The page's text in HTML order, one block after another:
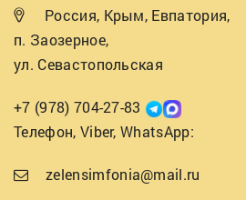
Россия, Крым, Евпатория,
п. Заозерное,
ул. Севастопольская
+7 (978) 704-27-83
Телефон, Viber, WhatsApp:
zelensimfonia@mail.ru